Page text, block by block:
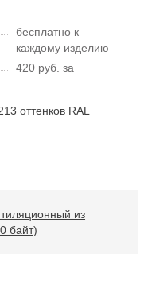
бесплатно к
каждому изделию
420 руб. за
оттенков RAL
из
байт)